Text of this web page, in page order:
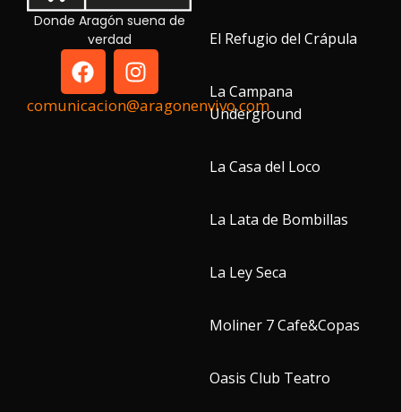
Donde Aragón suena de
verdad
comunicacion@aragonenvivo.com
El Refugio del Crápula
La Campana
Underground
La Casa del Loco
La Lata de Bombillas
La Ley Seca
Moliner 7 Cafe&Copas
Oasis Club Teatro